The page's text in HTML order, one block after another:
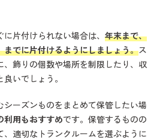
片付けられない場合は、 年末まで、
までに片付けるようにしましょう。ス
、飾りの個数や場所を制限したり、収
いでしょう。
シーズンものをまとめて保管したい場
利用もおすすめです。保管するものの
適切なトランクルームを選ぶように